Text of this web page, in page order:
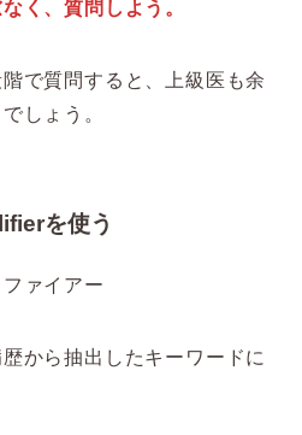
く、質問しよう。
で質問すると、上級医も余
しょう。
を使う
ァイアー
から抽出したキーワードに